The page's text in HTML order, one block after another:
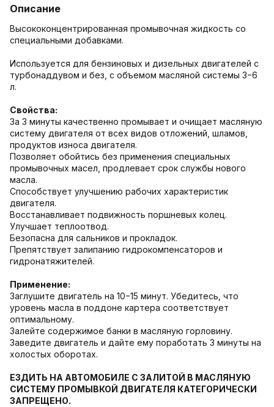
Описание
Высококонцентрированная промывочная жидкость со
специальными добавками.
Используется для бензиновых и дизельных двигателей с
турбонаддувом и без, с объемом масляной системы 3−6
л.
Свойства:
За 3 минуты качественно промывает и очищает масляную
систему двигателя от всех видов отложений, шламов,
продуктов износа двигателя.
Позволяет обойтись без применения специальных
промывочных масел, продлевает срок службы нового
масла.
Способствует улучшению рабочих характеристик
двигателя.
Восстанавливает подвижность поршневых колец.
Улучшает теплоотвод.
Безопасна для сальников и прокладок.
Препятствует залипанию гидрокомпенсаторов и
гидронатяжителей.
Применение:
Заглушите двигатель на 10−15 минут. Убедитесь, что
уровень масла в поддоне картера соответствует
оптимальному.
Залейте содержимое банки в масляную горловину.
Заведите двигатель и дайте ему поработать 3 минуты на
холостых оборотах.
ЕЗДИТЬ НА АВТОМОБИЛЕ С ЗАЛИТОЙ В МАСЛЯНУЮ
СИСТЕМУ ПРОМЫВКОЙ ДВИГАТЕЛЯ КАТЕГОРИЧЕСКИ
ЗАПРЕЩЕНО.